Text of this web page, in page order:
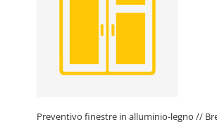
Preventivo finestre in alluminio-legno //